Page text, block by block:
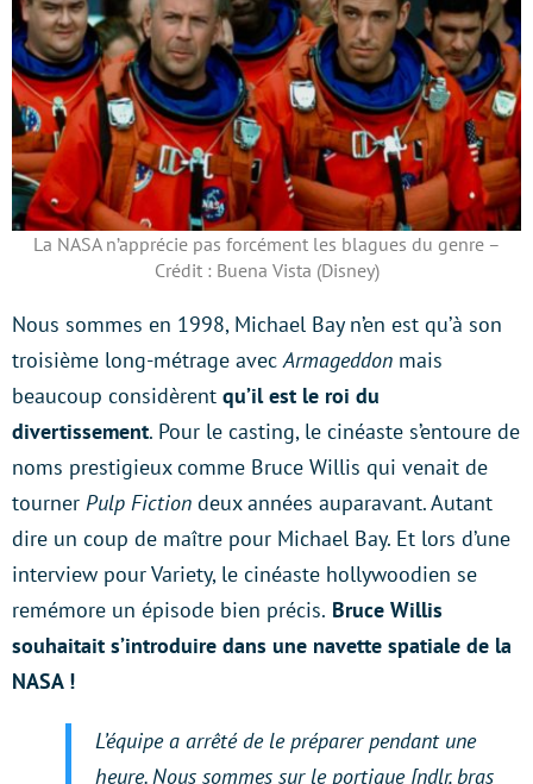
La NASA n’apprécie pas forcément les blagues du genre –
Crédit : Buena Vista (Disney)
Nous sommes en 1998, Michael Bay n’en est qu’à son
troisième long-métrage avecArmageddon mais
beaucoup considèrent qu’il est le roi du
divertissement. Pour le casting, le cinéaste s’entoure de
noms prestigieux comme Bruce Willis qui venait de
tourner Pulp Fiction deux années auparavant. Autant
dire un coup de maître pour Michael Bay. Et lors d’une
interview pour Variety, le cinéaste hollywoodien se
remémore un épisode bien précis. Bruce Willis
souhaitait s’introduire dans une navette spatiale de la
NASA !
L’équipe a arrêté de le préparer pendant une
heure. Nous sommes sur le portique [ndlr, bras